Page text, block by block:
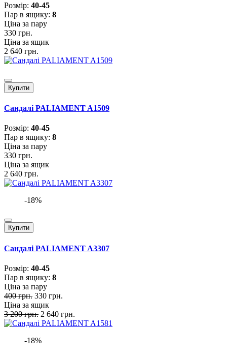
Розмiр: 40-45
Пар в ящику: 8
Ціна за пару
330 грн.
Ціна за ящик
2 640 грн.
Купити
Сандалі PALIAMENT A1509
Розмiр: 40-45
Пар в ящику: 8
Ціна за пару
330 грн.
Ціна за ящик
2 640 грн.
-18%
Купити
Сандалі PALIAMENT A3307
Розмiр: 40-45
Пар в ящику: 8
Ціна за пару
400 грн. 330 грн.
Ціна за ящик
3 200 грн. 2 640 грн.
-18%